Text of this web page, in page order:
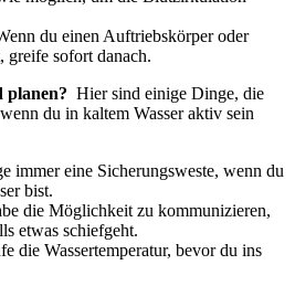
du einen Auftriebskörper oder⁤
greife sofort danach.
planen? ⁣ Hier sind einige ⁤Dinge, die⁤
du in ‍kaltem‍ Wasser aktiv sein
immer eine Sicherungsweste, wenn du
bist.
die Möglichkeit zu⁣ kommunizieren,
⁣etwas schiefgeht.
die Wassertemperatur, bevor du ins